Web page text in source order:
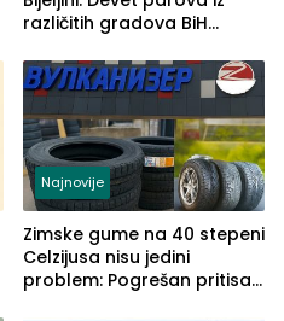
različitih gradova BiH
Najnovije
Zimske gume na 40 stepeni
Celzijusa nisu jedini
problem: Pogrešan pritisak